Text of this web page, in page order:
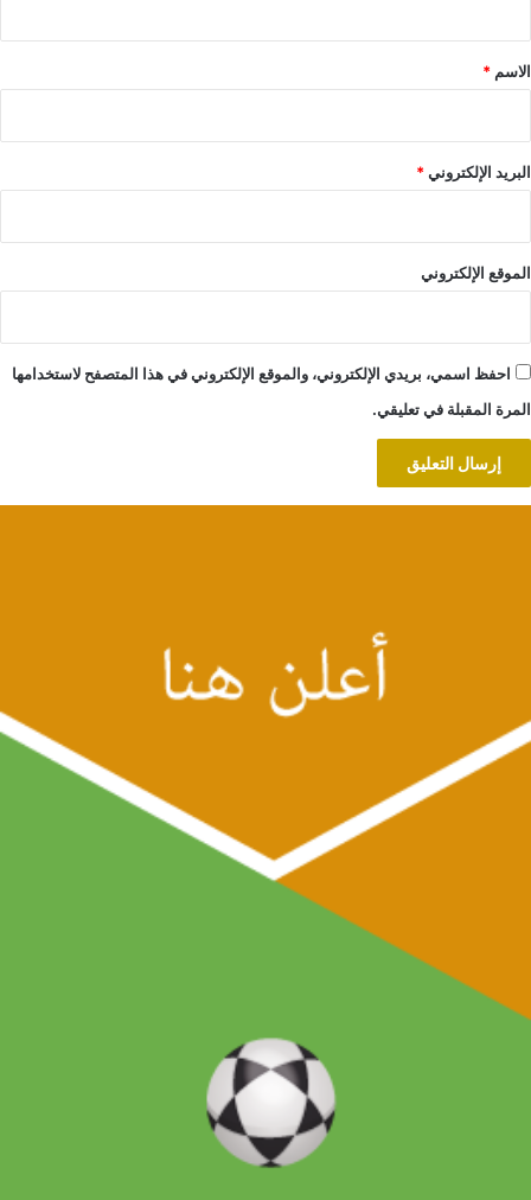
*
الاسم *
البريد الإلكتروني*
الموقع الإلكتروني
احفظ اسمي، بريدي الإلكتروني، والموقع الإلكتروني في هذا المتصفح لاستخدامها
المرة المقبلة في تعليقي.